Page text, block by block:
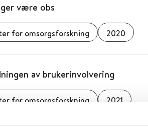
være obs
for omsorgsforskning 2020
av brukerinvolvering
for omsorgsforskning 2021